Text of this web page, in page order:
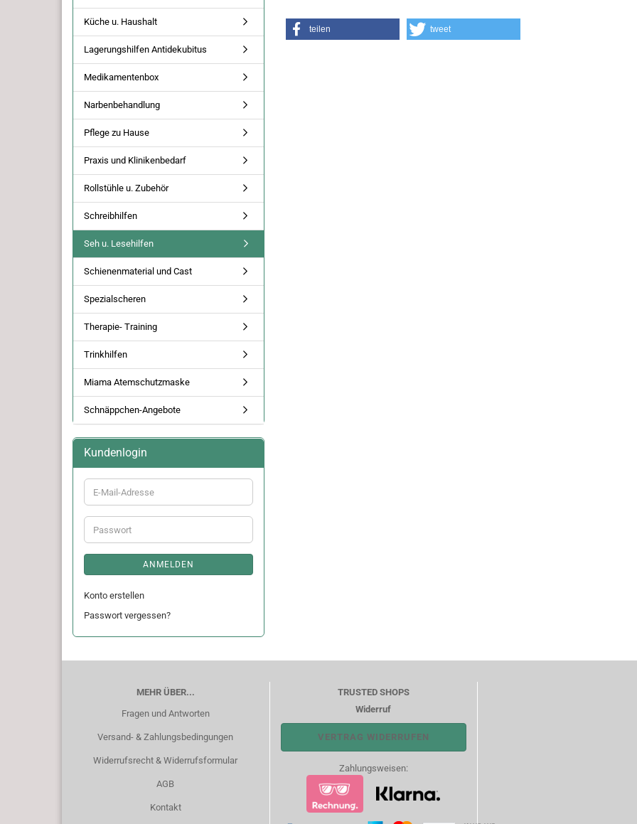
teilen tweet
Küche u. Haushalt
Lagerungshilfen Antidekubitus
Medikamentenbox
Narbenbehandlung
Pflege zu Hause
Praxis und Klinikenbedarf
Rollstühle u. Zubehör
Schreibhilfen
Seh u. Lesehilfen
Schienenmaterial und Cast
Spezialscheren
Therapie- Training
Trinkhilfen
Miama Atemschutzmaske
Schnäppchen-Angebote
Kundenlogin
E-
Mail-
Adresse
Passwort
ANMELDEN
Konto erstellen
Passwort vergessen?
MEHR ÜBER...
Fragen und Antworten
Versand- & Zahlungsbedingungen
Widerrufsrecht & Widerrufsformular
AGB
Kontakt
TRUSTED SHOPS
Widerruf
VERTRAG WIDERRUFEN
Zahlungsweisen: